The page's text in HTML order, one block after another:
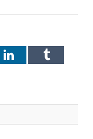
LinkedInTumblr